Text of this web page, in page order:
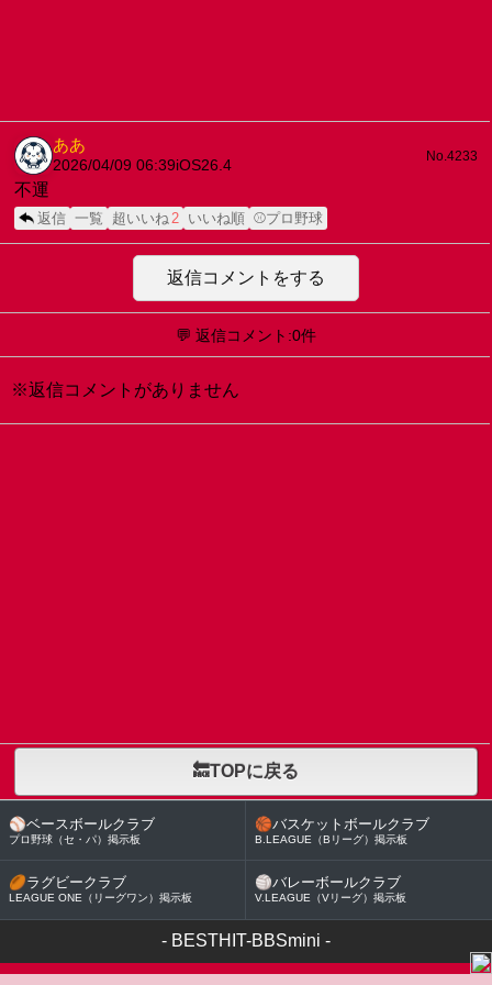
ああ
2026/04/09 06:39iOS26.4
No.4233
不運
返信 一覧 超いいね2 いいね順 ⚾プロ野球
返信コメントをする
💬 返信コメント:0件
※返信コメントがありません
🔙TOPに戻る
⚾ベースボールクラブ
プロ野球（セ・パ）掲示板
🏀バスケットボールクラブ
B.LEAGUE（Bリーグ）掲示板
🏉ラグビークラブ
LEAGUE ONE（リーグワン）掲示板
🏐バレーボールクラブ
V.LEAGUE（Vリーグ）掲示板
- BESTHIT-BBSmini -